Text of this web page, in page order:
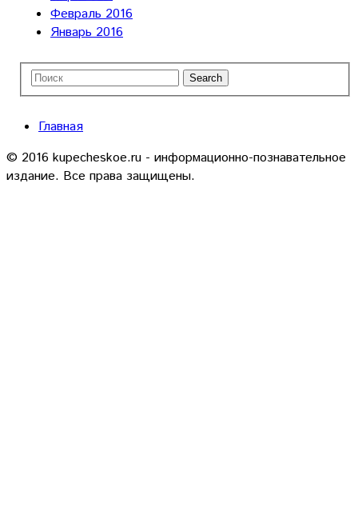
Февраль 2016
Январь 2016
Главная
© 2016 kupecheskoe.ru - информационно-познавательное
издание. Все права защищены.